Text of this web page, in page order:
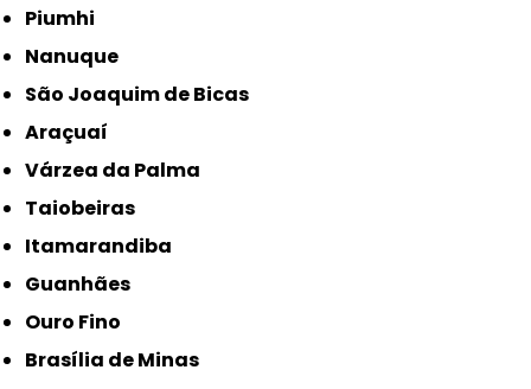
Piumhi
Nanuque
São Joaquim de Bicas
Araçuaí
Várzea da Palma
Taiobeiras
Itamarandiba
Guanhães
Ouro Fino
Brasília de Minas